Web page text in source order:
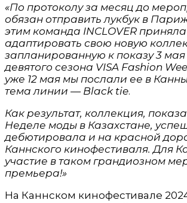
«По протоколу за месяц до
обязан отправить лукбук в
этим команда INCLOVER
адаптировать свою новую
запланированную к показу 3
девятого сезона VISA Fashion
уже 12 мая мы послали ее в
тема линии — Black tie.
Как результат, коллекция,
Неделе моды в Казахстане,
дебютировала и на красной
Каннского кинофестиваля. Для
участие в таком грандиозном
премьера!»
На Каннском кинофестивале